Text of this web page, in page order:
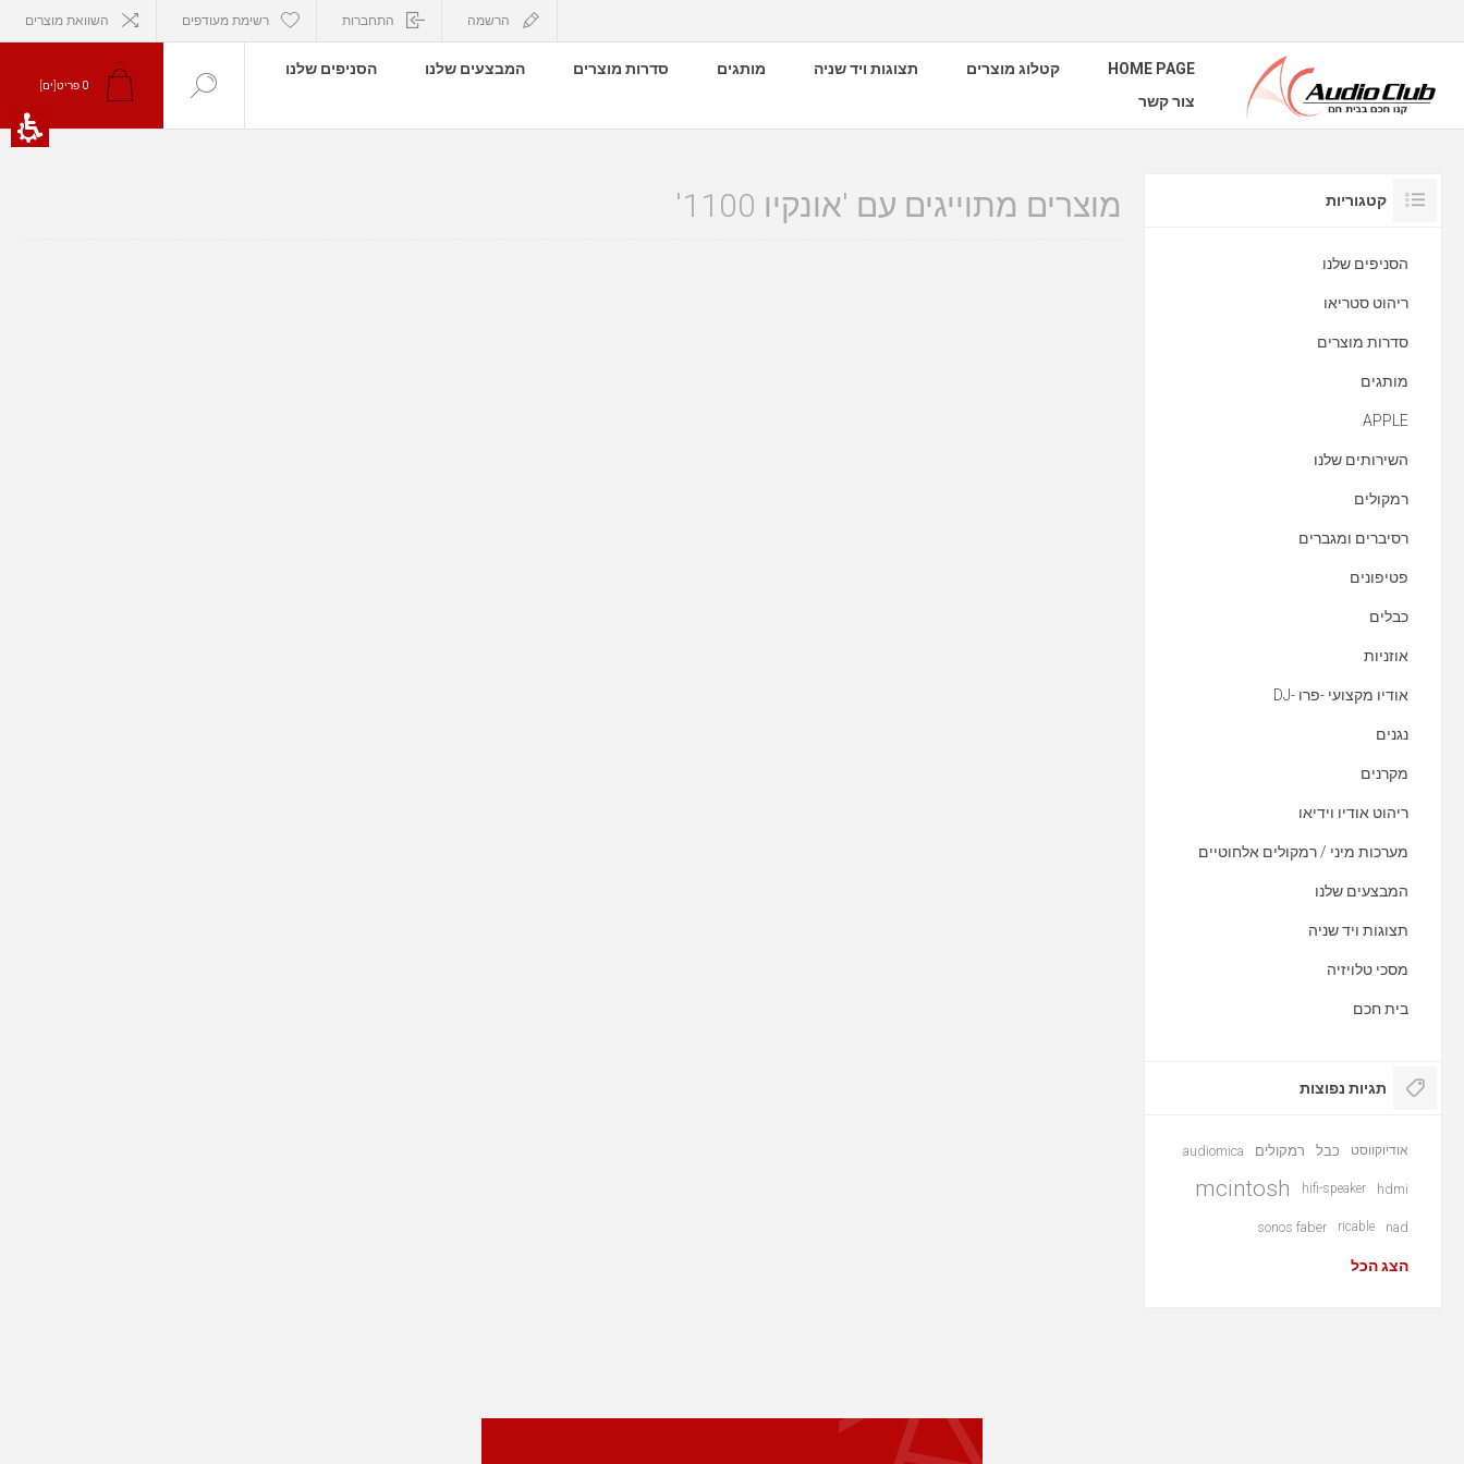
הרשמה התחברות רשימת מעודפים השוואת מוצרים
HOME PAGE קטלוג מוצרים תצוגות ויד שניה מותגים סדרות מוצרים המבצעים שלנו
הסניפים שלנו
צור קשר
0 פריט[ים]
מוצרים מתוייגים עם 'אונקיו 1100' קטגוריות
הסניפים שלנו
ריהוט סטריאו
סדרות מוצרים
מותגים
APPLE
השירותים שלנו
רמקולים
רסיברים ומגברים
פטיפונים
כבלים
אוזניות
אודיו מקצועי -פרו -DJ
נגנים
מקרנים
ריהוט אודיו וידיאו
מערכות מיני / רמקולים אלחוטיים
המבצעים שלנו
תצוגות ויד שניה
מסכי טלויזיה
בית חכם
תגיות נפוצות
אודיוקווסט כבל רמקולים audiomica
hdmi
hifi-speaker
mcintosh
nad
ricable
sonos faber
הצג הכל